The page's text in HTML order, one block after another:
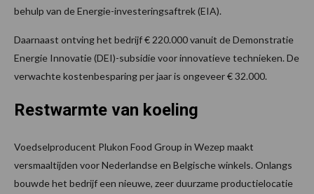
behulp van de Energie-investeringsaftrek (EIA).
Daarnaast ontving het bedrijf € 220.000 vanuit de Demonstratie
Energie Innovatie (DEI)-subsidie voor innovatieve technieken. De
verwachte kostenbesparing per jaar is ongeveer € 32.000.
Restwarmte van koeling
Voedselproducent Plukon Food Group in Wezep maakt
versmaaltijden voor Nederlandse en Belgische winkels. Onlangs
bouwde het bedrijf een nieuwe, zeer duurzame productielocatie